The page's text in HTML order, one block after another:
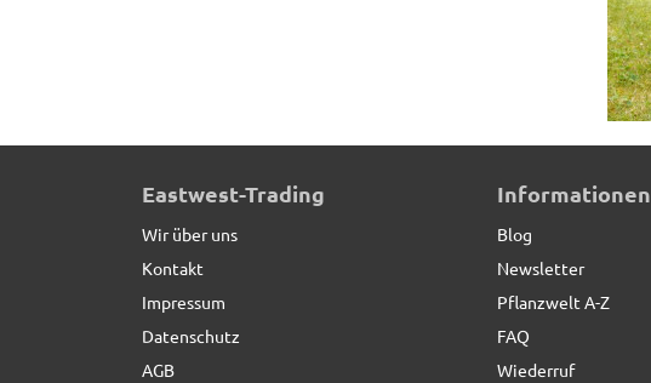
Pflanztrog ROCKS wie Naturstein, Fiberglas grau
Eastwest-Trading
Wir über uns
Kontakt
Impressum
Datenschutz
AGB
Informationen
Blog
Newsletter
Pflanzwelt A-Z
FAQ
Wiederruf